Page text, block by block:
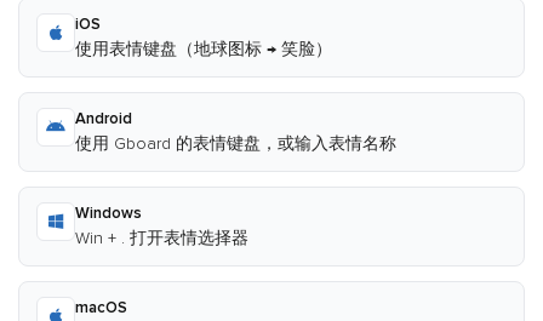
iOS
使用表情键盘（地球图标 → 笑脸）
Android
使用 Gboard 的表情键盘，或输入表情名称
Windows
Win + . 打开表情选择器
macOS